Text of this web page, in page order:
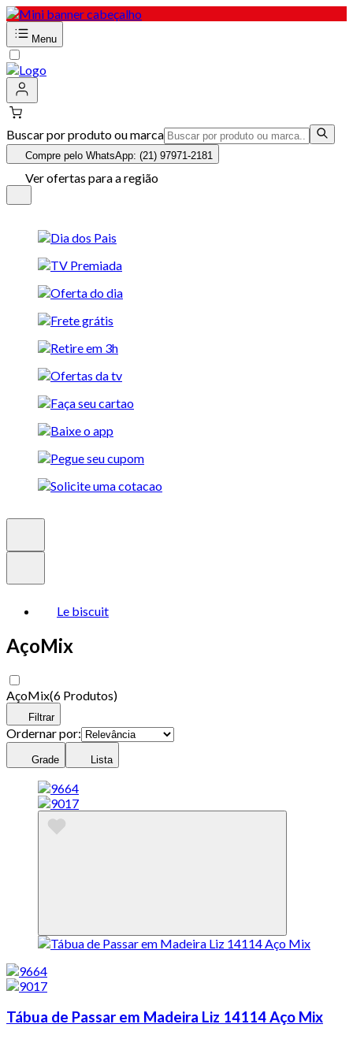
Menu
Buscar por produto ou marca
Compre pelo WhatsApp: (21) 97971-2181
Ver ofertas para a região
Le biscuit
AçoMix
AçoMix(6 Produtos)
Filtrar
Ordernar por:
Grade Lista
Tábua de Passar em Madeira Liz 14114 Aço Mix